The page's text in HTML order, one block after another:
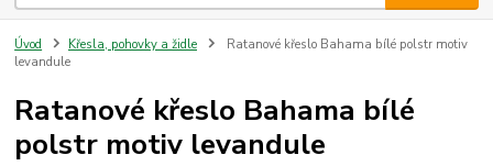
Úvod Křesla, pohovky a židle
Ratanové křeslo Bahama bílé polstr motiv
levandule
Ratanové křeslo Bahama bílé
polstr motiv levandule